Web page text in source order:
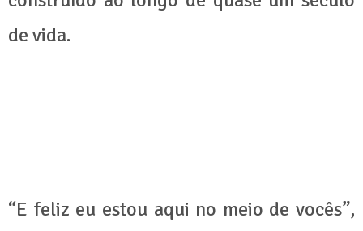
de vida.
“E feliz eu estou aqui no meio de vocês”,